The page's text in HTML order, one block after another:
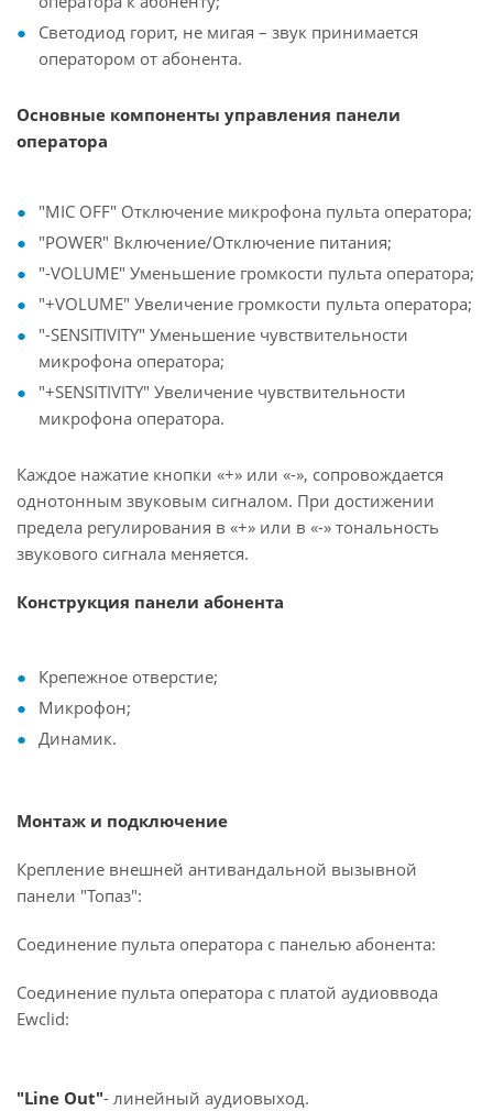
Светодиод горит, не мигая – звук принимается
оператором от абонента.
Основные компоненты управления панели
оператора
"MIC OFF" Отключение микрофона пульта оператора;
"POWER" Включение/Отключение питания;
"-VOLUME" Уменьшение громкости пульта оператора;
"+VOLUME" Увеличение громкости пульта оператора;
"-SENSITIVITY" Уменьшение чувствительности
микрофона оператора;
"+SENSITIVITY" Увеличение чувствительности
микрофона оператора.
Каждое нажатие кнопки «+» или «-», сопровождается
однотонным звуковым сигналом. При достижении
предела регулирования в «+» или в «-» тональность
звукового сигнала меняется.
Конструкция панели абонента
Крепежное отверстие;
Микрофон;
Динамик.
Монтаж и подключение
Крепление внешней антивандальной вызывной
панели "Топаз":
Соединение пульта оператора с панелью абонента:
Соединение пульта оператора с платой аудиоввода
Ewclid:
"Line Out"- линейный аудиовыход.